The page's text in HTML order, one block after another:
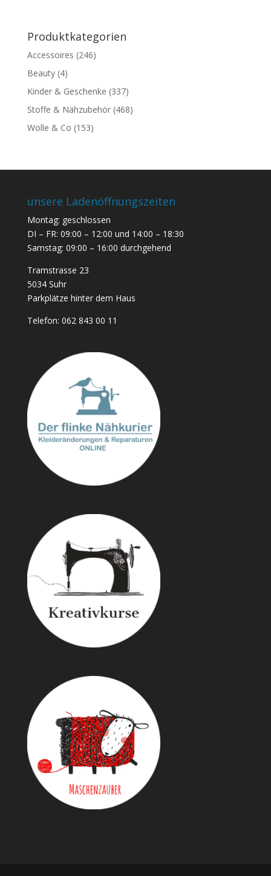
Produktkategorien
Accessoires (246)
Beauty (4)
Kinder & Geschenke (337)
Stoffe & Nähzubehör (468)
Wolle & Co (153)
unsere Ladenöffnungszeiten
Montag: geschlossen
DI – FR: 09:00 – 12:00 und 14:00 – 18:30
Samstag: 09:00 – 16:00 durchgehend
Tramstrasse 23
5034 Suhr
Parkplätze hinter dem Haus
Telefon: 062 843 00 11